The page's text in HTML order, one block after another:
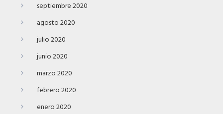
septiembre 2020
agosto 2020
julio 2020
junio 2020
marzo 2020
febrero 2020
enero 2020